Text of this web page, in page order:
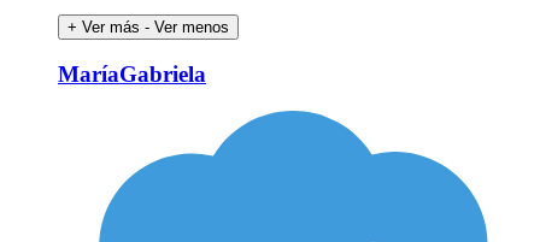
+ Ver más - Ver menos
MaríaGabriela